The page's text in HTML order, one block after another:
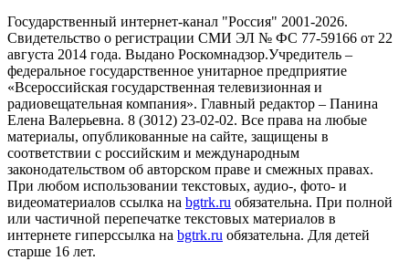
Государственный интернет-канал "Россия" 2001-2026.
Cвидетельство о регистрации СМИ ЭЛ № ФС 77-59166 от 22
августа 2014 года. Выдано Роскомнадзор.Учредитель –
федеральное государственное унитарное предприятие
«Всероссийская государственная телевизионная и
радиовещательная компания». Главный редактор – Панина
Елена Валерьевна. 8 (3012) 23-02-02. Все права на любые
материалы, опубликованные на сайте, защищены в
соответствии с российским и международным
законодательством об авторском праве и смежных правах.
При любом использовании текстовых, аудио-, фото- и
видеоматериалов ссылка на bgtrk.ru обязательна. При полной
или частичной перепечатке текстовых материалов в
интернете гиперссылка на bgtrk.ru обязательна. Для детей
старше 16 лет.